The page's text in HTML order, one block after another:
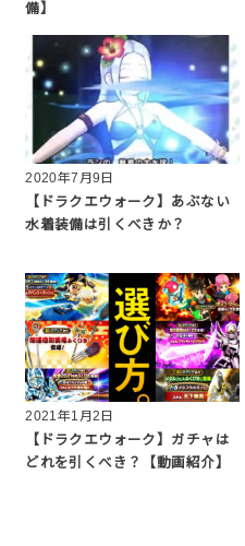
備】
2020年7月9日
【ドラクエウォーク】あぶない
水着装備は引くべきか？
2021年1月2日
【ドラクエウォーク】ガチャは
どれを引くべき？【動画紹介】